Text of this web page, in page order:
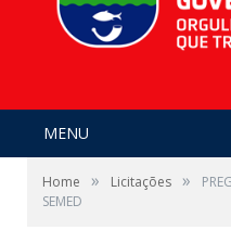
MENU
Home » Licitações »
SEMED